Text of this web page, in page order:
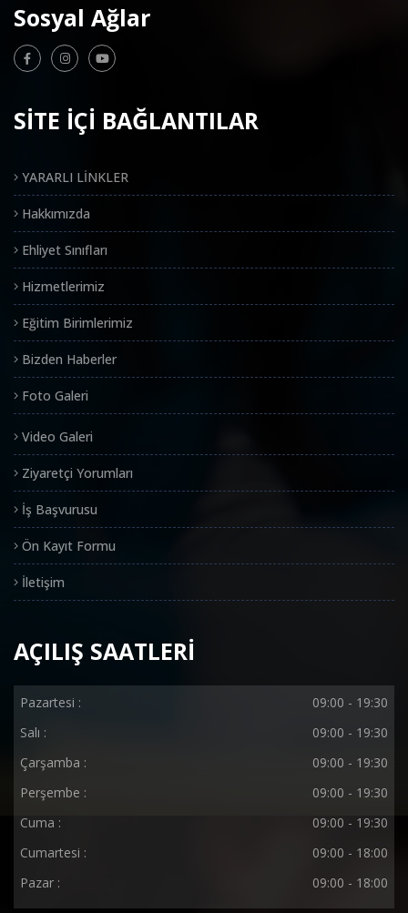
Sosyal Ağlar
SİTE İÇİ BAĞLANTILAR
YARARLI LİNKLER
Hakkımızda
Ehliyet Sınıfları
Hizmetlerimiz
Eğitim Birimlerimiz
Bizden Haberler
Foto Galeri
Video Galeri
Ziyaretçi Yorumları
İş Başvurusu
Ön Kayıt Formu
İletişim
AÇILIŞ SAATLERİ
Pazartesi :
09:00 - 19:30
Salı :
09:00 - 19:30
Çarşamba :
09:00 - 19:30
Perşembe :
09:00 - 19:30
Cuma :
09:00 - 19:30
Cumartesi :
09:00 - 18:00
Pazar :
09:00 - 18:00